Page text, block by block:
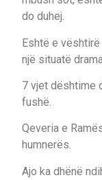
do duhej.
Eshtë e
një situatë
7 vjet dështime
fushë.
Qeveria e
humnerës.
Ajo ka dhënë